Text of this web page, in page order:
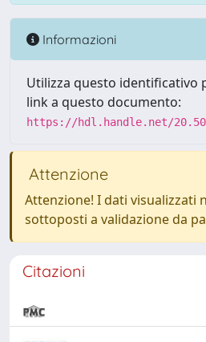
Informazioni
Utilizza questo identificativo
link a questo documento:
https://hdl.handle.net/
Attenzione
Attenzione! I dati visualizzati
sottoposti a validazione da
Citazioni